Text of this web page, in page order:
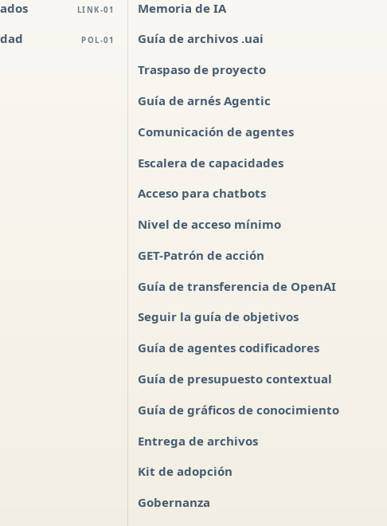
LINK-01
POL-01
Memoria de IA
Guía de archivos .uai
Traspaso de proyecto
Guía de arnés Agentic
Comunicación de agentes
Escalera de capacidades
Acceso para chatbots
Nivel de acceso mínimo
GET-Patrón de acción
Guía de transferencia de OpenAI
Seguir la guía de objetivos
Guía de agentes codificadores
Guía de presupuesto contextual
Guía de gráficos de conocimiento
Entrega de archivos
Kit de adopción
Gobernanza